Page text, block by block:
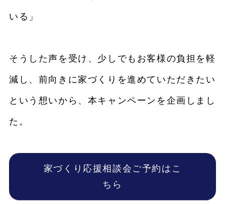
いる」
そうした声を受け、少しでもお客様の負担を軽
減し、前向きに家づくりを進めていただきたい
という想いから、本キャンペーンを企画しまし
た。
家づくり応援相談会ご予約はこ
ちら